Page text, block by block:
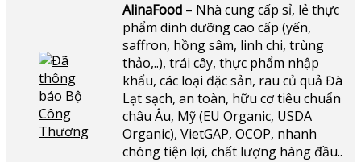
AlinaFood– Nhà cung cấp sỉ, lẻ thực
phẩm dinh dưỡng cao cấp (yến,
saffron, hồng sâm, linh chi, trùng
thảo,..), trái cây, thực phẩm nhập
khẩu, các loại đặc sản, rau củ quả Đà
Lạt sạch, an toàn, hữu cơ tiêu chuẩn
châu Âu, Mỹ (EU Organic, USDA
Organic), VietGAP, OCOP, nhanh
chóng tiện lợi, chất lượng hàng đầu..